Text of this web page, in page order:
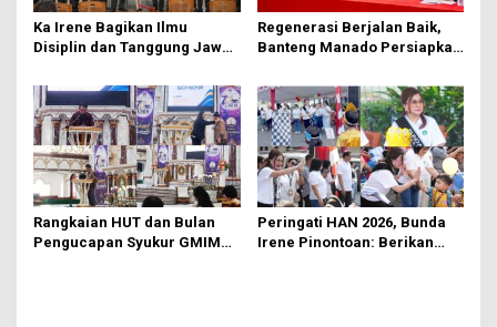
Ka Irene Bagikan Ilmu
Disiplin dan Tanggung Jawab
Manado
Regenerasi Berjalan Baik,
Banteng Manado Persiapkan
Rumput
Rangkaian HUT dan Bulan
Pengucapan Syukur GMIM
Peringati HAN 2026, Bunda
Irene Pinontoan: Berikan